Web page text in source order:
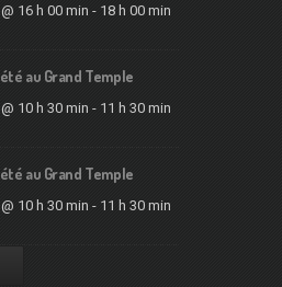
16 h 00 min - 18 h 00 min
au Grand Temple
10 h 30 min - 11 h 30 min
au Grand Temple
10 h 30 min - 11 h 30 min